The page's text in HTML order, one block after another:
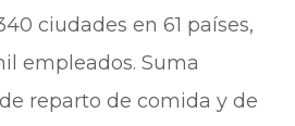
ciudades en 61 países,
empleados. Suma
reparto de comida y de